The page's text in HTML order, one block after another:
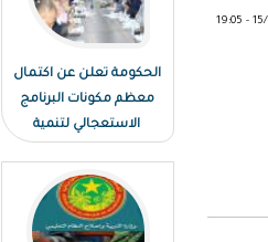
الحكومة تعلن عن اكتمال
معظم مكونات البرنامج
الاستعجالي لتنمية